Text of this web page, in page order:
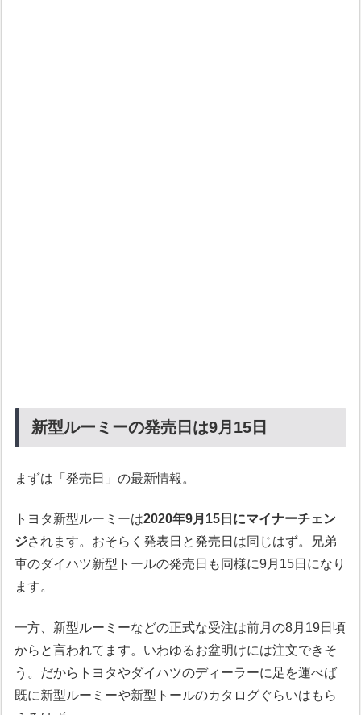
新型ルーミーの発売日は9月15日
まずは「発売日」の最新情報。
トヨタ新型ルーミーは2020年9月15日にマイナーチェン
ジされます。おそらく発表日と発売日は同じはず。兄弟
車のダイハツ新型トールの発売日も同様に9月15日になり
ます。
一方、新型ルーミーなどの正式な受注は前月の8月19日頃
からと言われてます。いわゆるお盆明けには注文できそ
う。だからトヨタやダイハツのディーラーに足を運べば
既に新型ルーミーや新型トールのカタログぐらいはもら